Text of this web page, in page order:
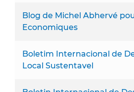
Blog de Michel Abhervé
Economiques
Boletim Internacional de
Local Sustentavel